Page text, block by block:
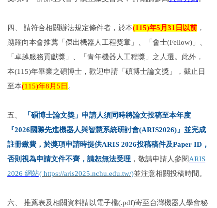
四、 請符合相關辦法規定條件者，於本(115)年5月31日以前 ，
踴躍向本會推薦「傑出機器人工程獎章」、「會士(Fellow)」、
「卓越服務貢獻獎」、「青年機器人工程獎」之人選。此外，
本(115)年畢業之碩博士，歡迎申請「碩博士論文獎」，截止日
至本(115)年8月5日 。
五、
「碩博士論文獎」申請人須同時將論文投稿至本年度
『2026國際先進機器人與智慧系統研討會(ARIS2026)』並完成
註冊繳費，於獎項申請時提供ARIS 2026投稿稿件及Paper ID，
否則視為申請文件不齊，請恕無法受理 ，敬請申請人參閱ARIS
2026 網站( https://aris2025.nchu.edu.tw/)並注意相關投稿時間。
六、 推薦表及相關資料請以電子檔(.pdf)寄至台灣機器人學會秘